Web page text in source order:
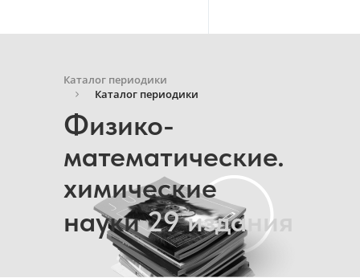
Каталог периодики
Каталог периодики
Физико-
математические.
химические
науки29 издания